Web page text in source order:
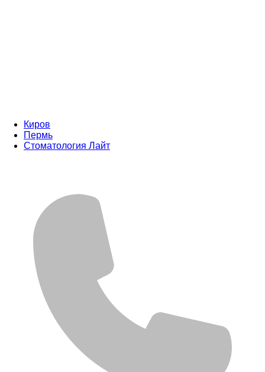
Киров
Пермь
Стоматология Лайт